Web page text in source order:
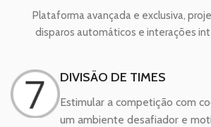
Plataforma avançada e exclusiva,
disparos automáticos e interações
DIVISÃO DE TIMES
Estimular a competição com
um ambiente desafiador e